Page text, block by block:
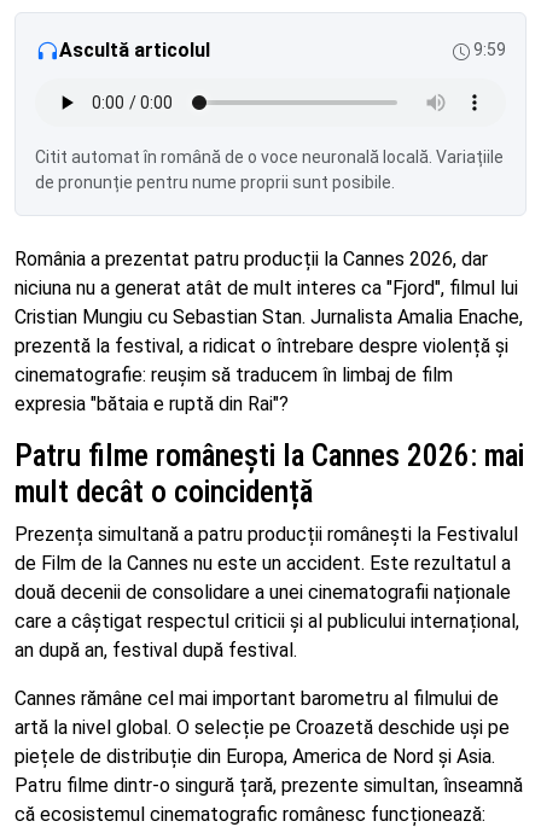
Ascultă articolul 9:59
Citit automat în română de o voce neuronală locală. Variațiile
de pronunție pentru nume proprii sunt posibile.
România a prezentat patru producții la Cannes 2026, dar
niciuna nu a generat atât de mult interes ca "Fjord", filmul lui
Cristian Mungiu cu Sebastian Stan. Jurnalista Amalia Enache,
prezentă la festival, a ridicat o întrebare despre violență și
cinematografie: reușim să traducem în limbaj de film
expresia "bătaia e ruptă din Rai"?
Patru filme românești la Cannes 2026: mai
mult decât o coincidență
Prezența simultană a patru producții românești la Festivalul
de Film de la Cannes nu este un accident. Este rezultatul a
două decenii de consolidare a unei cinematografii naționale
care a câștigat respectul criticii și al publicului internațional,
an după an, festival după festival.
Cannes rămâne cel mai important barometru al filmului de
artă la nivel global. O selecție pe Croazetă deschide uși pe
piețele de distribuție din Europa, America de Nord și Asia.
Patru filme dintr-o singură țară, prezente simultan, înseamnă
că ecosistemul cinematografic românesc funcționează: